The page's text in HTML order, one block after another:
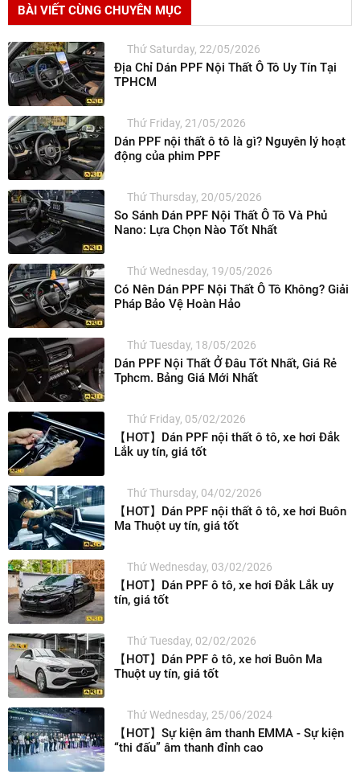
BÀI VIẾT CÙNG CHUYÊN MỤC
Thứ Saturday, 22/05/2026
Địa Chỉ Dán PPF Nội Thất Ô Tô Uy Tín Tại
TPHCM
Thứ Friday, 21/05/2026
Dán PPF nội thất ô tô là gì? Nguyên lý hoạt
động của phim PPF
Thứ Thursday, 20/05/2026
So Sánh Dán PPF Nội Thất Ô Tô Và Phủ
Nano: Lựa Chọn Nào Tốt Nhất
Thứ Wednesday, 19/05/2026
Có Nên Dán PPF Nội Thất Ô Tô Không? Giải
Pháp Bảo Vệ Hoàn Hảo
Thứ Tuesday, 18/05/2026
Dán PPF Nội Thất Ở Đâu Tốt Nhất, Giá Rẻ
Tphcm. Bảng Giá Mới Nhất
Thứ Friday, 05/02/2026
【HOT】Dán PPF nội thất ô tô, xe hơi Đắk
Lắk uy tín, giá tốt
Thứ Thursday, 04/02/2026
【HOT】Dán PPF nội thất ô tô, xe hơi Buôn
Ma Thuột uy tín, giá tốt
Thứ Wednesday, 03/02/2026
【HOT】Dán PPF ô tô, xe hơi Đắk Lắk uy
tín, giá tốt
Thứ Tuesday, 02/02/2026
【HOT】Dán PPF ô tô, xe hơi Buôn Ma
Thuột uy tín, giá tốt
Thứ Wednesday, 25/06/2024
【HOT】Sự kiện âm thanh EMMA - Sự kiện
“thi đấu” âm thanh đỉnh cao